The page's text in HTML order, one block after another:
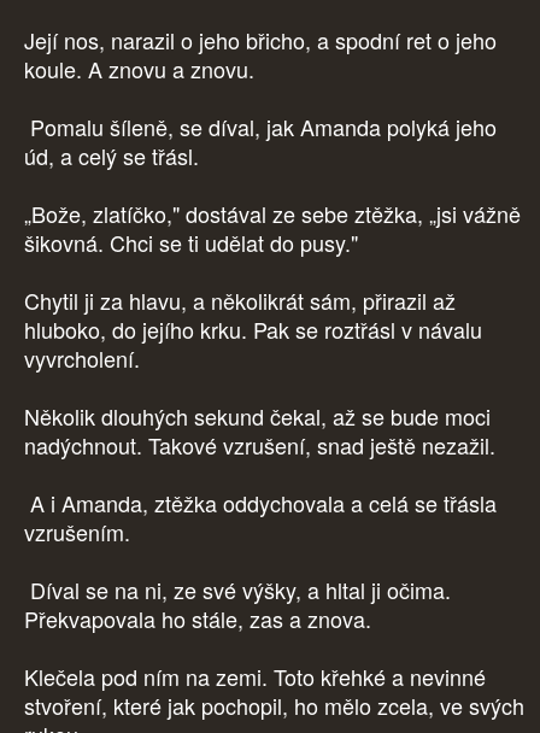
Její nos, narazil o jeho břicho, a spodní ret o jeho
koule. A znovu a znovu.
Pomalu šíleně, se díval, jak Amanda polyká jeho
úd, a celý se třásl.
„Bože, zlatíčko," dostával ze sebe ztěžka, „jsi vážně
šikovná. Chci se ti udělat do pusy."
Chytil ji za hlavu, a několikrát sám, přirazil až
hluboko, do jejího krku. Pak se roztřásl v návalu
vyvrcholení.
Několik dlouhých sekund čekal, až se bude moci
nadýchnout. Takové vzrušení, snad ještě nezažil.
A i Amanda, ztěžka oddychovala a celá se třásla
vzrušením.
Díval se na ni, ze své výšky, a hltal ji očima.
Překvapovala ho stále, zas a znova.
Klečela pod ním na zemi. Toto křehké a nevinné
stvoření, které jak pochopil, ho mělo zcela, ve svých